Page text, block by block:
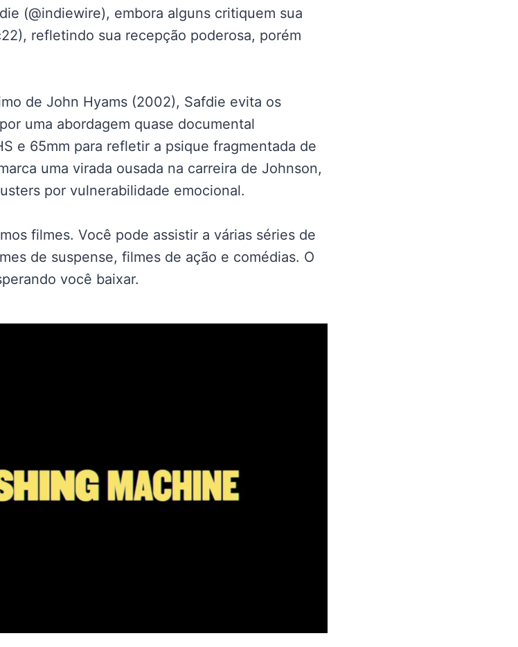
(@indiewire), embora alguns critiquem sua
refletindo sua recepção poderosa, porém
de John Hyams (2002), Safdie evita os
uma abordagem quase documental
e 65mm para refletir a psique fragmentada de
uma virada ousada na carreira de Johnson,
por vulnerabilidade emocional.
filmes. Você pode assistir a várias séries de
de suspense, filmes de ação e comédias. O
você baixar.